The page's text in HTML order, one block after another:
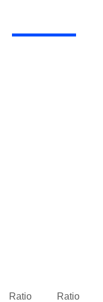
Ratio
Ratio